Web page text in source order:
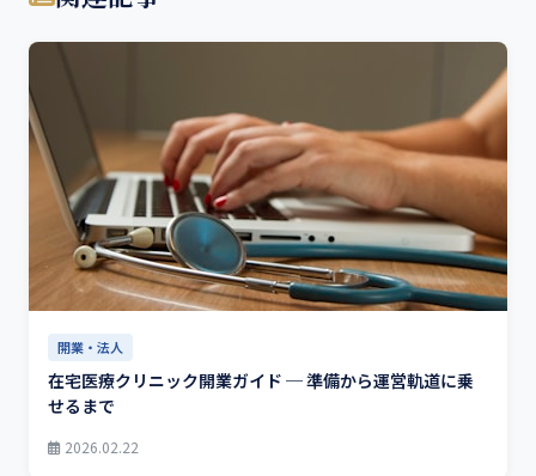
開業・法人
在宅医療クリニック開業ガイド ─ 準備から運営軌道に乗
せるまで
2026.02.22